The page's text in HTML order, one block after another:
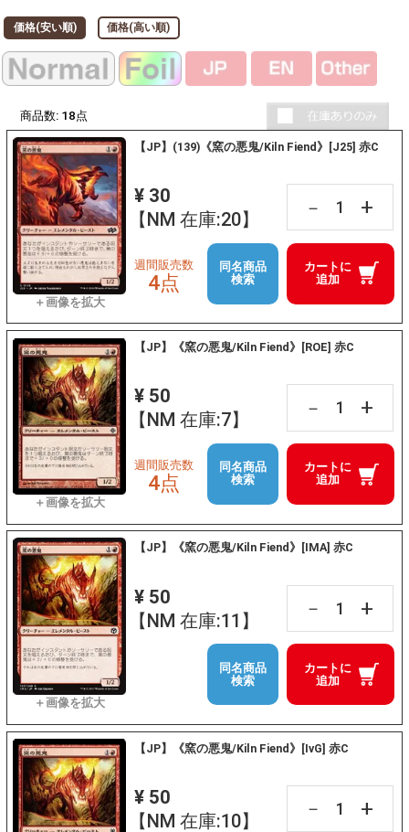
価格(安い順) 価格(高い順)
商品数: 18 点
【JP】(139)《窯の悪鬼/Kiln Fiend》[J25] 赤C
¥ 30
【NM 在庫:20】
－ +
カートに
追加
週間販売数
4点
同名商品
検索
【JP】《窯の悪鬼/Kiln Fiend》[ROE] 赤C
¥ 50
【NM 在庫:7】
－ +
カートに
追加
週間販売数
4点
同名商品
検索
【JP】《窯の悪鬼/Kiln Fiend》[IMA] 赤C
¥ 50
【NM 在庫:11】
－ +
カートに
追加
同名商品
検索
【JP】《窯の悪鬼/Kiln Fiend》[IvG] 赤C
¥ 50
【NM 在庫:10】
－ +